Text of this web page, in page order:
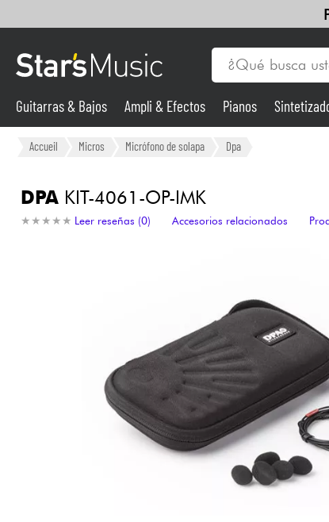
Guitarras & Bajos
Sintetizadores & samplers
Guitarras & Bajos Ampli & Efectos Pianos
Accueil Micros Micrófono de solapa Dpa
DPAKIT-4061-OP-IMK
★ ★ ★ ★ ★
★ ★ ★ ★ ★ Leer reseñas (0) Accesorios relacionados